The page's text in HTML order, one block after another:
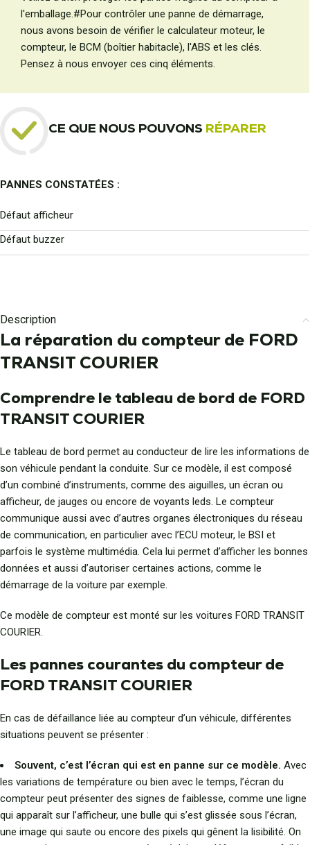
l'emballage.#Pour contrôler une panne de démarrage,
nous avons besoin de vérifier le calculateur moteur, le
compteur, le BCM (boîtier habitacle), l'ABS et les clés.
Pensez à nous envoyer ces cinq éléments.
CE QUE NOUS POUVONS RÉPARER
PANNES CONSTATÉES :
Défaut afficheur
Défaut buzzer
Description
La réparation du compteur de FORD
TRANSIT COURIER
Comprendre le tableau de bord de FORD
TRANSIT COURIER
Le tableau de bord permet au conducteur de lire les informations de
son véhicule pendant la conduite. Sur ce modèle, il est composé
d’un combiné d’instruments, comme des aiguilles, un écran ou
afficheur, de jauges ou encore de voyants leds. Le compteur
communique aussi avec d’autres organes électroniques du réseau
de communication, en particulier avec l’ECU moteur, le BSI et
parfois le système multimédia. Cela lui permet d’afficher les bonnes
données et aussi d’autoriser certaines actions, comme le
démarrage de la voiture par exemple.
Ce modèle de compteur est monté sur les voitures FORD TRANSIT
COURIER.
Les pannes courantes du compteur de
FORD TRANSIT COURIER
En cas de défaillance liée au compteur d’un véhicule, différentes
situations peuvent se présenter :
Souvent, c’est l’écran qui est en panne sur ce modèle. Avec
les variations de température ou bien avec le temps, l’écran du
compteur peut présenter des signes de faiblesse, comme une ligne
qui apparaît sur l’afficheur, une bulle qui s’est glissée sous l’écran,
une image qui saute ou encore des pixels qui gênent la lisibilité. On